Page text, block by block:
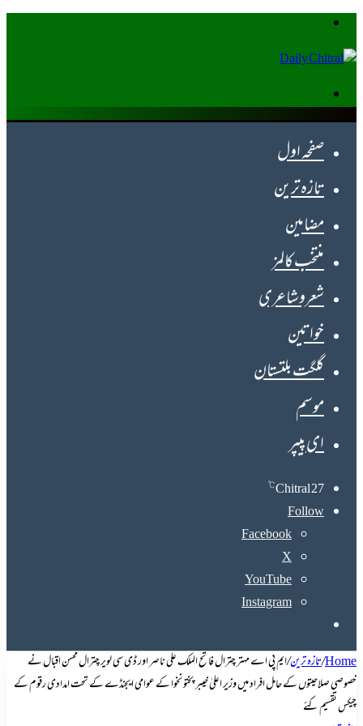
for
صفحہ اول
تازہ ترین
مضامین
منتخب کالمز
شعروشاعری
خواتین
گلگت بلتستان
موسم
ای پیپر
Chitral27
℃
Follow
Facebook
X
YouTube
Instagram
for
Home
/تازہ ترین/ایم پی اے مہتر چترال فاتح الملک علی ناصر اور ڈی سی لویر چترال محسن اقبال نے
خصوصی صلاحیتوں کے حامل افراد میں وزیر اعلیٰ خیبر پختونخوا کے عوامی ایجنڈے کے تحت امدادی رقوم کے
چیکس تقسیم کئے